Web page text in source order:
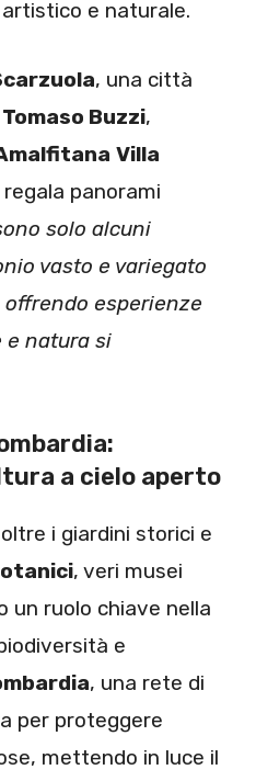
e naturale.
, una città
Tomaso Buzzi,
Villa
regala panorami
solo alcuni
vasto e variegato
esperienze
e natura si
a cielo aperto
i giardini storici e
, veri musei
un ruolo chiave nella
e
, una rete di
per proteggere
mettendo in luce il